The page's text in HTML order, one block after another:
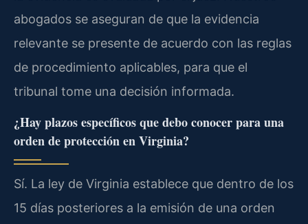
abogados se aseguran de que la evidencia
relevante se presente de acuerdo con las reglas
de procedimiento aplicables, para que el
tribunal tome una decisión informada.
¿Hay plazos específicos que debo conocer para una
orden de protección en Virginia?
Sí. La ley de Virginia establece que dentro de los
15 días posteriores a la emisión de una orden